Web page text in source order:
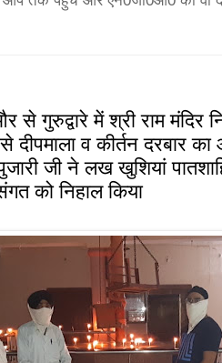
गुरुद्वारे में श्री राम मंदिर
दीपमाला व कीर्तन दरबार
जी ने लख खुशियां
को निहाल किया